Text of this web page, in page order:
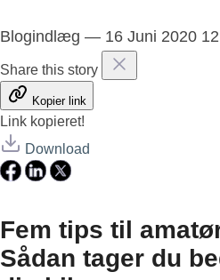
Blogindlæg — 16 Juni 2020
Share this story
Kopier link
Link kopieret!
Download
Fem tips til
Sådan tager du